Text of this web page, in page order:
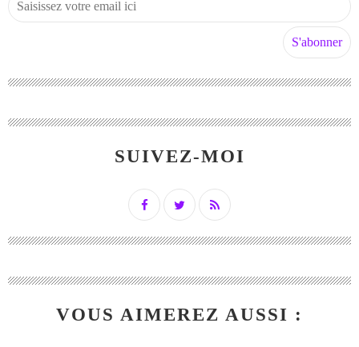
SUIVEZ-MOI
VOUS AIMEREZ AUSSI :